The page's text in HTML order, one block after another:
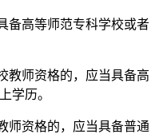
备高等师范专科学校或者
教师资格的，应当具备高
学历。
师资格的，应当具备普通